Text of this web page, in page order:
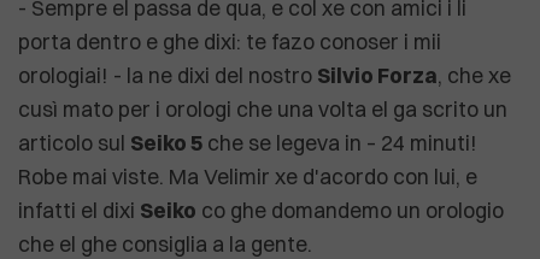
- Sempre el passa de qua, e col xe con amici i li
porta dentro e ghe dixi: te fazo conoser i mii
orologiai! - la ne dixi del nostro Silvio Forza, che xe
cusì mato per i orologi che una volta el ga scrito un
articolo sul Seiko 5 che se legeva in – 24 minuti!
Robe mai viste. Ma Velimir xe d'acordo con lui, e
infatti el dixi Seiko co ghe domandemo un orologio
che el ghe consiglia a la gente.